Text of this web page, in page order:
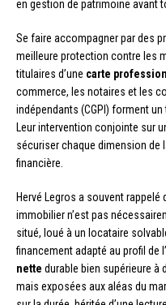
en gestion de patrimoine avant
Se faire accompagner par des
meilleure protection contre les
titulaires d’une carte
commerce, les notaires et les
indépendants (CGPI) forment
Leur intervention conjointe sur
sécuriser chaque dimension de
financière.
Hervé Legros a souvent
immobilier n’est pas
situé, loué à un locataire
financement adapté au profil de
nette durable bien supérieure
mais exposées aux aléas du